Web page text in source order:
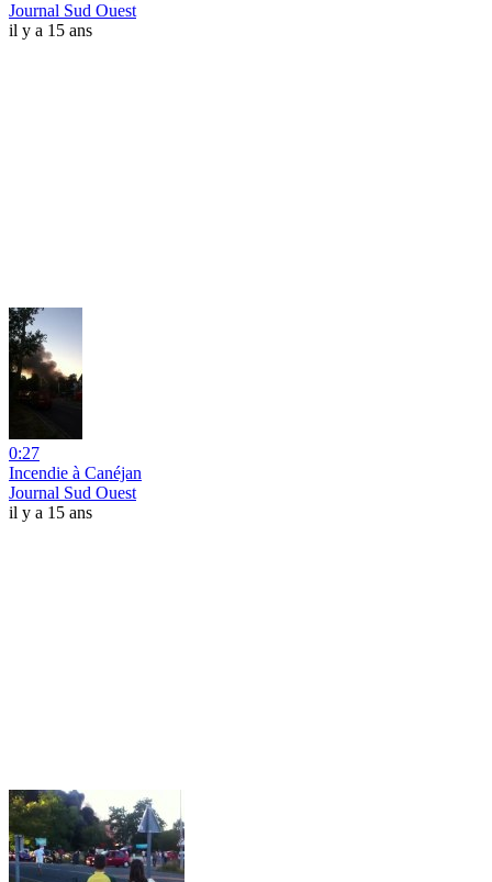
Journal Sud Ouest
il y a 15 ans
0:27
Incendie à Canéjan
Journal Sud Ouest
il y a 15 ans